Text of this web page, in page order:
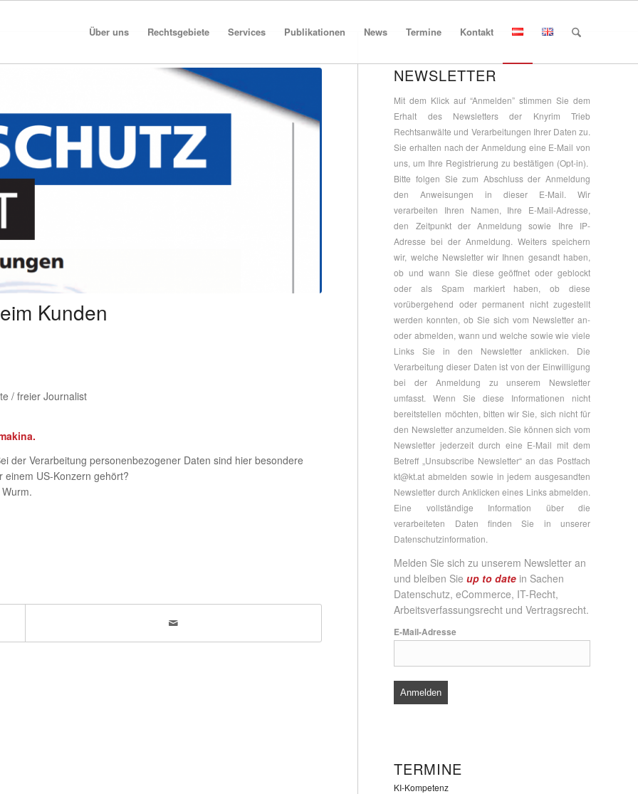
Über uns Rechtsgebiete Services Publikationen News Termine Kontakt
Kunden
/ freier Journalist
der Verarbeitung personenbezogener Daten sind hier besondere
einem US-Konzern gehört?
NEWSLETTER
Mit dem Klick auf “Anmelden” stimmen Sie dem
Erhalt des Newsletters der Knyrim Trieb
Rechtsanwälte und Verarbeitungen Ihrer Daten zu.
Sie erhalten nach der Anmeldung eine E-Mail von
uns, um Ihre Registrierung zu bestätigen (Opt-in).
Bitte folgen Sie zum Abschluss der Anmeldung
den Anweisungen in dieser E-Mail. Wir
verarbeiten Ihren Namen, Ihre E-Mail-Adresse,
den Zeitpunkt der Anmeldung sowie Ihre IP-
Adresse bei der Anmeldung. Weiters speichern
wir, welche Newsletter wir Ihnen gesandt haben,
ob und wann Sie diese geöffnet oder geblockt
oder als Spam markiert haben, ob diese
vorübergehend oder permanent nicht zugestellt
werden konnten, ob Sie sich vom Newsletter an-
oder abmelden, wann und welche sowie wie viele
Links Sie in den Newsletter anklicken. Die
Verarbeitung dieser Daten ist von der Einwilligung
bei der Anmeldung zu unserem Newsletter
umfasst. Wenn Sie diese Informationen nicht
bereitstellen möchten, bitten wir Sie, sich nicht für
den Newsletter anzumelden. Sie können sich vom
Newsletter jederzeit durch eine E-Mail mit dem
Betreff „Unsubscribe Newsletter“ an das Postfach
kt@kt.at abmelden sowie in jedem ausgesandten
Newsletter durch Anklicken eines Links abmelden.
Eine vollständige Information über die
verarbeiteten Daten finden Sie in unserer
Datenschutzinformation.
Melden Sie sich zu unserem Newsletter an
und bleiben Sieup to date in Sachen
Datenschutz, eCommerce, IT-Recht,
Arbeitsverfassungsrecht und Vertragsrecht.
E-Mail-Adresse
TERMINE
KI-Kompetenz